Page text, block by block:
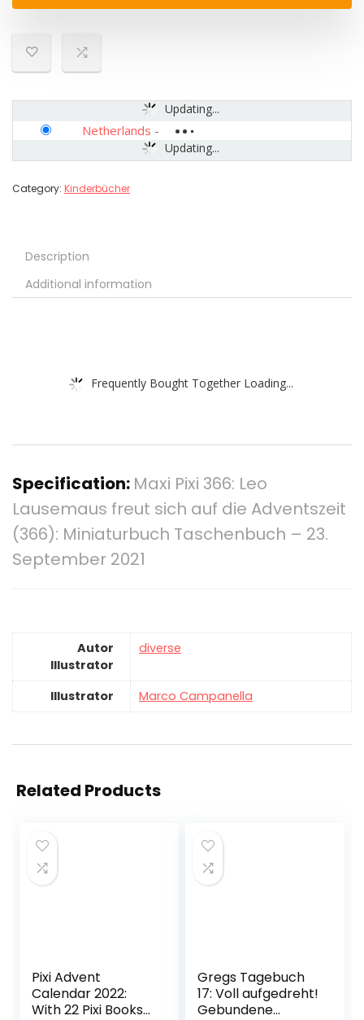
Updating...
Updating...
Netherlands -
Category: Kinderbücher
Description
Additional information
Frequently Bought Together Loading...
Specification: Maxi Pixi 366: Leo
Lausemaus freut sich auf die Adventszeit
(366): Miniaturbuch Taschenbuch – 23.
September 2021
Autor
Illustrator
diverse
Illustrator Marco Campanella
Related Products
Pixi Advent
Calendar 2022:
With 22 Pixi Books
Gregs Tagebuch
17: Voll aufgedreht!
Gebundene